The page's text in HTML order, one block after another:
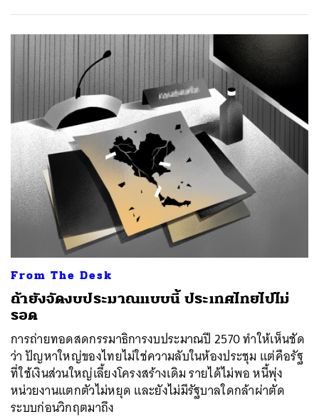
From The Desk
ถ้ายังจัดงบประมาณแบบนี้ ประเทศไทยไปไม่
รอด
การถ่ายทอดสดกรรมาธิการงบประมาณปี 2570 ทำให้เห็นชัด
ว่า ปัญหาใหญ่ของไทยไม่ใช่ความลับในห้องประชุม แต่คือรัฐ
ที่ใช้เงินส่วนใหญ่เลี้ยงโครงสร้างเดิม รายได้ไม่พอ หนี้พุ่ง
หน่วยงานแตกตัวไม่หยุด และยังไม่มีรัฐบาลใดกล้าผ่าตัด
ระบบก่อนวิกฤตมาถึง